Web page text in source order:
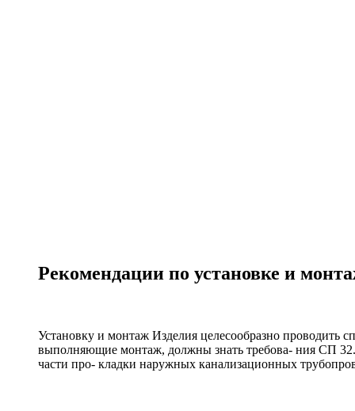
Рекомендации по установке и
Установку и монтаж Изделия целесообразно проводить
выполняющие монтаж, должны знать требова- ния СП
части про- кладки наружных канализационных